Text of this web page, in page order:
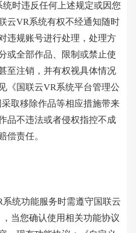
时违反任何上述规定或因您
云VR系统有权不经通知随时
违规账号进行处理，处理方
或全部作品、限制或禁止使
至注销，并有权视具体情况
《国联云VR系统平台管理公
取移除作品等相应措施带来
品不违法或者侵权指控不成
偿责任。
统功能服务时需遵守国联云
当您确认使用相关功能协议